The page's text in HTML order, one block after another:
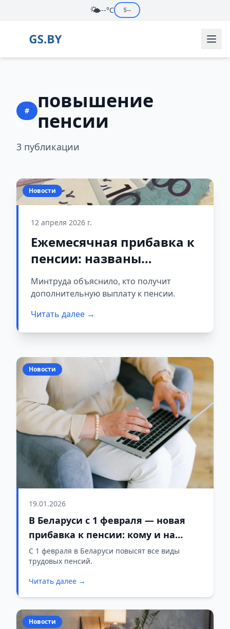
🌤️--°C $--
#
повышение
пенсии
3 публикации
Новости
12 апреля 2026 г.
Ежемесячная прибавка к
пенсии: названы
категории белорусов,
которым положены
доплаты
Минтруда объяснило, кто получит
дополнительную выплату к пенсии.
Читать далее →
Новости
19.01.2026
В Беларуси с 1 февраля — новая
прибавка к пенсии: кому и на
сколько увеличат выплаты
С 1 февраля в Беларуси повысят все виды
трудовых пенсий.
Читать далее →
Новости